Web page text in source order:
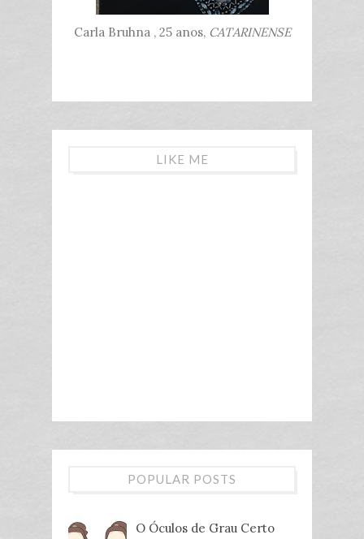
Carla Bruhna , 25 anos,CATARINENSE
LIKE ME
POPULAR POSTS
O Óculos de Grau Certo